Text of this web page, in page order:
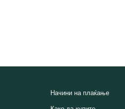
Начини на плаќање